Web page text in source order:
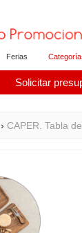
Ferias
Solicitar
›CAPER. Tabla